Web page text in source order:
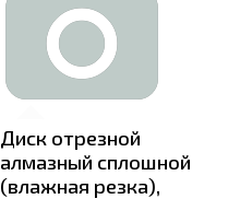
Диск отрезной
алмазный сплошной
(влажная резка),